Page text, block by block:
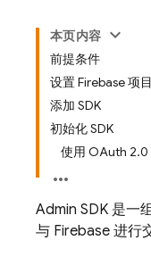
本页内容
前提条件
设置 Firebase 项
添加 SDK
初始化 SDK
使用 OAuth 2.0
Admin SDK 是一
与 Firebase 进行